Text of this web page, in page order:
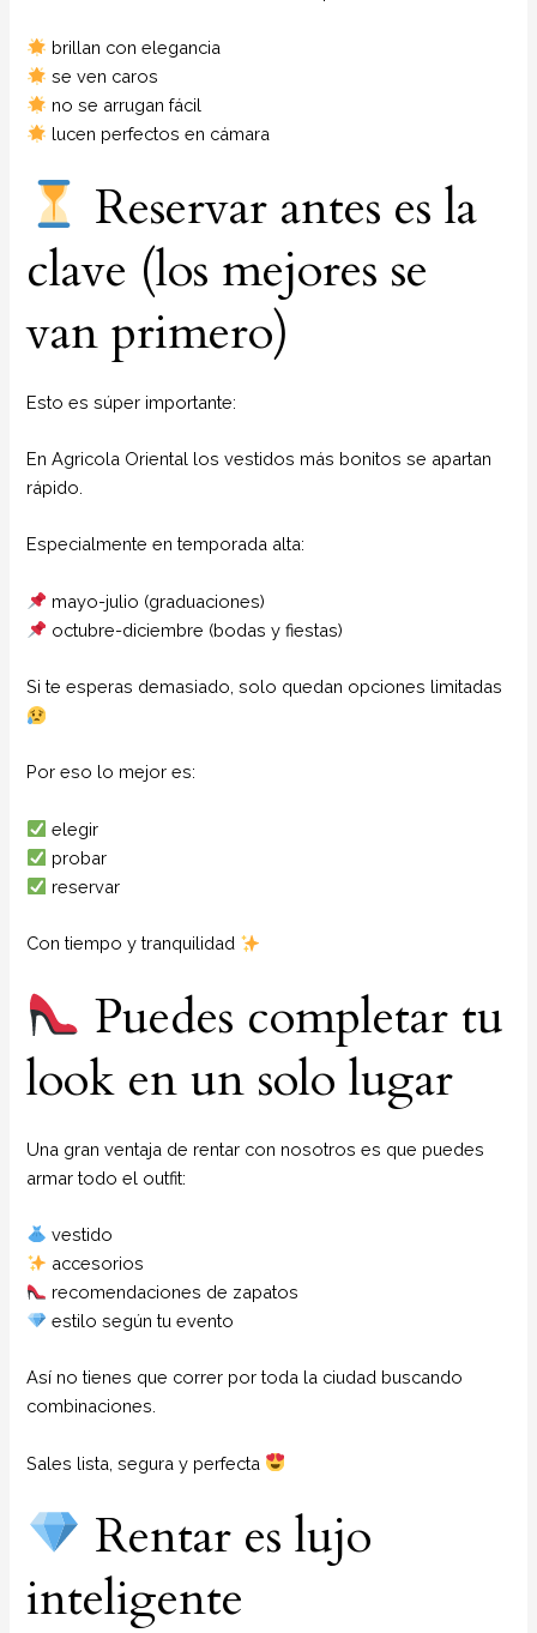
brillan con elegancia
se ven caros
no se arrugan fácil
lucen perfectos en cámara
Reservar antes es la
clave (los mejores se
van primero)
Esto es súper importante:
En Agricola Oriental los vestidos más bonitos se apartan
rápido.
Especialmente en temporada alta:
mayo-julio (graduaciones)
octubre-diciembre (bodas y fiestas)
Si te esperas demasiado, solo quedan opciones limitadas
Por eso lo mejor es:
elegir
probar
reservar
Con tiempo y tranquilidad
Puedes completar tu
look en un solo lugar
Una gran ventaja de rentar con nosotros es que puedes
armar todo el outfit:
vestido
accesorios
recomendaciones de zapatos
estilo según tu evento
Así no tienes que correr por toda la ciudad buscando
combinaciones.
Sales lista, segura y perfecta
Rentar es lujo
inteligente